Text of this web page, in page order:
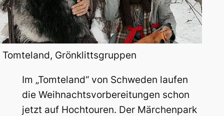
Tomteland, Grönklittsgruppen
Im „Tomteland“ von Schweden laufen
die Weihnachtsvorbereitungen schon
jetzt auf Hochtouren. Der Märchenpark